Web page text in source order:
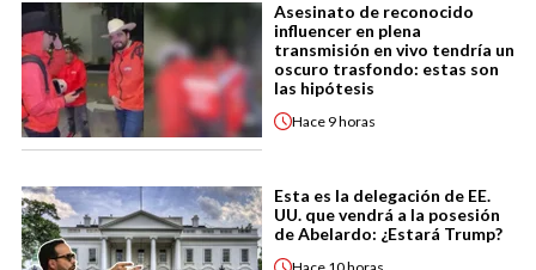
Asesinato de reconocido
influencer en plena
transmisión en vivo tendría un
oscuro trasfondo: estas son
las hipótesis
Hace 9 horas
Esta es la delegación de EE.
UU. que vendrá a la posesión
de Abelardo: ¿Estará Trump?